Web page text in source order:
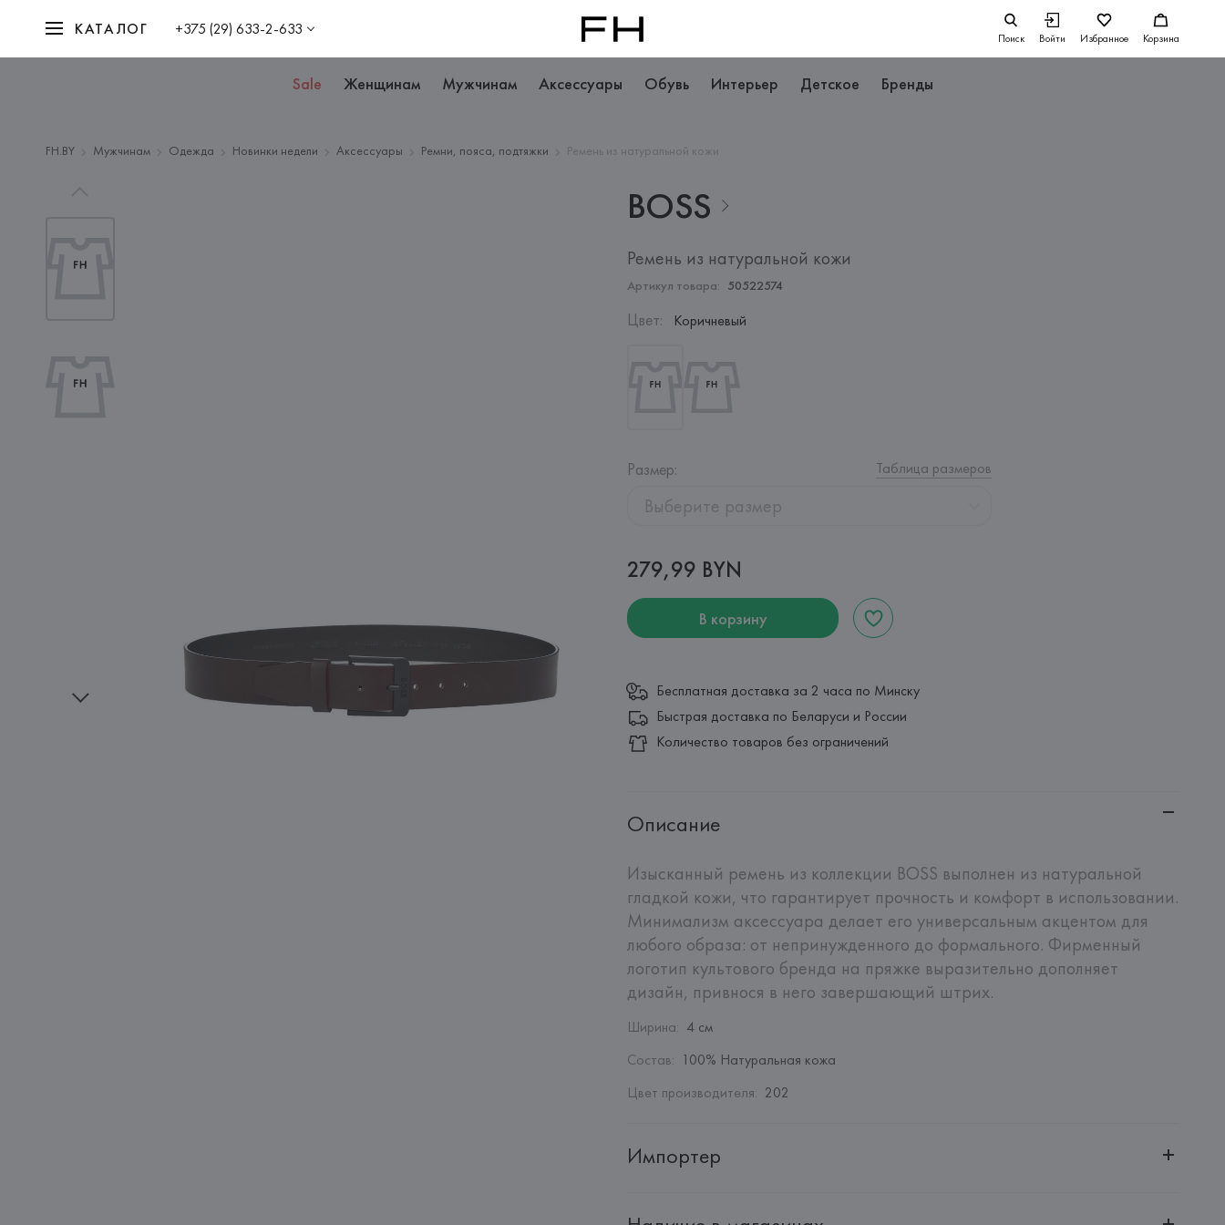
КАТАЛОГ +375 (29) 633-2-633 Поиск Войти Избранное Корзина
Sale Женщинам Мужчинам Аксессуары Обувь Интерьер Детское Бренды
FH.BY Мужчинам Одежда Новинки недели Аксессуары Ремни, пояса, подтяжки Ремень из натуральной кожи
BOSS
Ремень из натуральной кожи
Артикул товара: 50522574
Цвет: Коричневый
Размер: Таблица размеров
Выберите размер
279,99 BYN
В корзину
Бесплатная доставка за 2 часа по Минску
Быстрая доставка по Беларуси и России
Количество товаров без ограничений
Описание
Изысканный ремень из коллекции BOSS выполнен из натуральной
гладкой кожи, что гарантирует прочность и комфорт в использовании.
Минимализм аксессуара делает его универсальным акцентом для
любого образа: от непринужденного до формального. Фирменный
логотип культового бренда на пряжке выразительно дополняет
дизайн, привнося в него завершающий штрих.
Ширина: 4 см
Состав: 100% Натуральная кожа
Цвет производителя: 202
Импортер